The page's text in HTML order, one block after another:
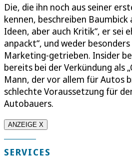
Die, die ihn noch aus seiner
kennen, beschreiben
Ideen, aber auch Kritik“, er sei
anpackt“, und weder
Marketing-getrieben. Insider
bereits bei der Verkündung als
Mann, der vor allem für Autos
schlechte Voraussetzung für
Autobauers.
ANZEIGE X
SERVICES